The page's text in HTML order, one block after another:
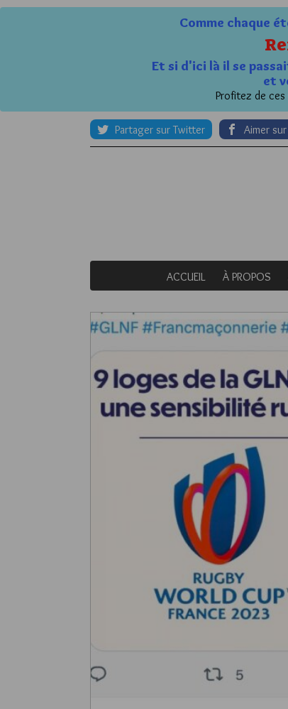
Comme chaque
Et si d'ici là il se
et
Profitez de
Partager sur Twitter Aimer
ACCUEIL À PROPOS